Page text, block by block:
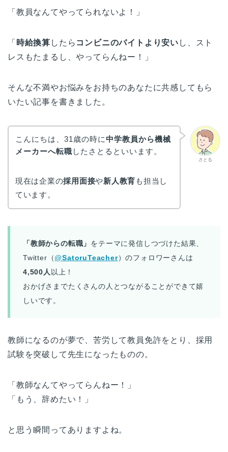
「教員なんてやってられないよ！」
「 時給換算 したら コンビニのバイトより安い し、スト
レスもたまるし、やってらんねー！」
そんな不満やお悩みをお持ちのあなたに共感してもら
いたい記事を書きました。
さとる
こんにちは、31歳の時に中学教員から機械
メーカーへ転職 したさとるといいます。
現在は企業の採用面接や新人教育 も担当し
ています。
「教師からの転職」 をテーマに発信しつづけた結果、
Twitter（@SatoruTeacher）のフォロワーさんは
4,500人 以上！
おかげさまでたくさんの人とつながることができて嬉
しいです。
教師になるのが夢で、苦労して教員免許をとり、採用
試験を突破して先生になったものの。
「教師なんてやってらんねー！」
「もう、辞めたい！」
と思う瞬間ってありますよね。